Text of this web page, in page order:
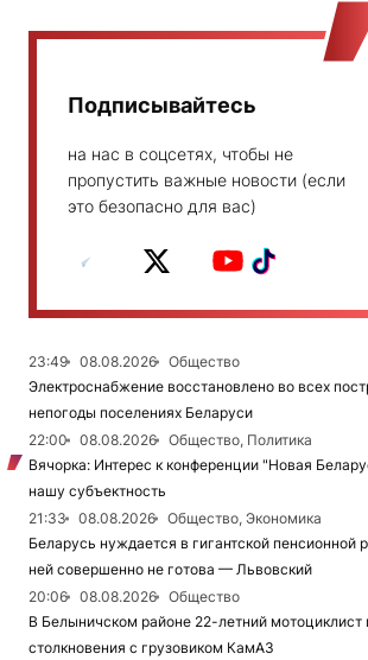
Подписывайтесь
на нас в соцсетях, чтобы не
пропустить важные новости (если
это безопасно для вас)
23:49 08.08.2026
Общество
Электроснабжение восстановлено во всех
непогоды поселениях Беларуси
22:00
08.08.2026
Общество, Политика
Вячорка: Интерес к конференции "Новая
нашу субъектность
21:33
08.08.2026
Общество, Экономика
Беларусь нуждается в гигантской пенсионной
ней совершенно не готова — Львовский
20:06
08.08.2026
Общество
В Белыничском районе 22-летний мотоциклист
столкновения с грузовиком КамАЗ